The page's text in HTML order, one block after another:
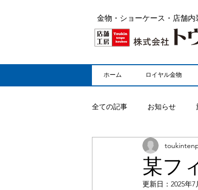
金物・ショーケース・店舗内
ホーム ロイヤル金物
全ての記事 お知らせ
某フ
更新日： 2025年7